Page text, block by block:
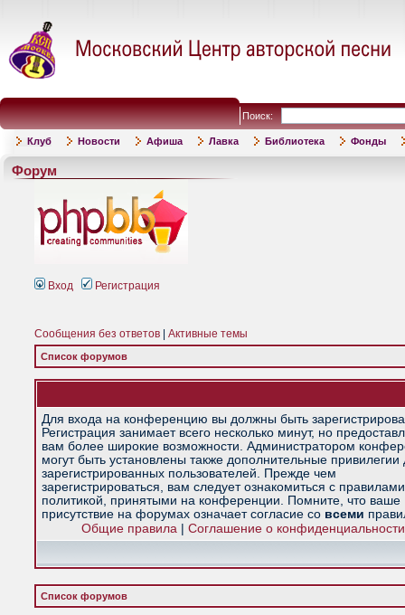
Поиск:
Клуб Новости Афиша Лавка Библиотека Фонды
Форум
Вход Регистрация
Сообщения без ответов Активные темы
Список форумов
Для входа на конференцию вы должны быть
Регистрация занимает всего несколько минут, но
вам более широкие возможности. Администратором
могут быть установлены также дополнительные привилегии
зарегистрированных пользователей. Прежде чем
зарегистрироваться, вам следует ознакомиться с
политикой, принятыми на конференции. Помните, что ваше
присутствие на форумах означает согласие со всеми
Общие правила| Соглашение о конфиденциальности
Список форумов